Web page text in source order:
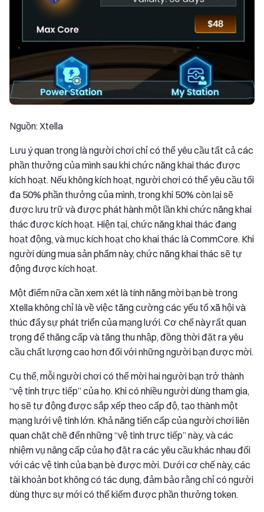
Nguồn: Xtella
Lưu ý quan trọng là người chơi chỉ có thể yêu cầu tất cả các
phần thưởng của mình sau khi chức năng khai thác được
kích hoạt. Nếu không kích hoạt, người chơi có thể yêu cầu tối
đa 50% phần thưởng của mình, trong khi 50% còn lại sẽ
được lưu trữ và được phát hành một lần khi chức năng khai
thác được kích hoạt. Hiện tại, chức năng khai thác đang
hoạt động, và mục kích hoạt cho khai thác là CommCore. Khi
người dùng mua sản phẩm này, chức năng khai thác sẽ tự
động được kích hoạt.
Một điểm nữa cần xem xét là tính năng mời bạn bè trong
Xtella không chỉ là về việc tăng cường các yếu tố xã hội và
thúc đẩy sự phát triển của mạng lưới. Cơ chế này rất quan
trọng để thăng cấp và tăng thu nhập, đồng thời đặt ra yêu
cầu chất lượng cao hơn đối với những người bạn được mời.
Cụ thể, mỗi người chơi có thể mời hai người bạn trở thành
“vệ tinh trực tiếp” của họ. Khi có nhiều người dùng tham gia,
họ sẽ tự động được sắp xếp theo cấp độ, tạo thành một
mạng lưới vệ tinh lớn. Khả năng tiến cấp của người chơi liên
quan chặt chẽ đến những “vệ tinh trực tiếp” này, và các
nhiệm vụ nâng cấp của họ đặt ra các yêu cầu khác nhau đối
với các vệ tinh của bạn bè được mời. Dưới cơ chế này, các
tài khoản bot không có tác dụng, đảm bảo rằng chỉ có người
dùng thực sự mới có thể kiếm được phần thưởng token.